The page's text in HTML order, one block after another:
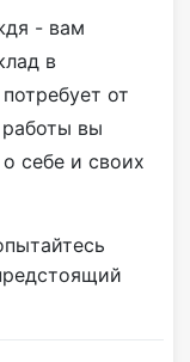
- вам
в
от
вы
себе и своих